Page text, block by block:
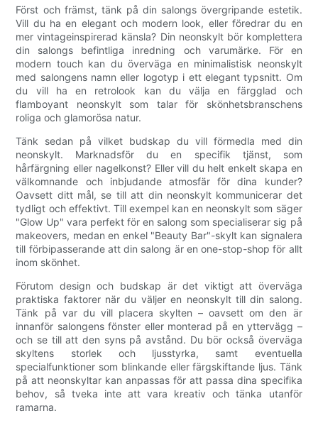
Först och främst, tänk på din salongs övergripande estetik.
Vill du ha en elegant och modern look, eller föredrar du en
mer vintageinspirerad känsla? Din neonskylt bör komplettera
din salongs befintliga inredning och varumärke. För en
modern touch kan du överväga en minimalistisk neonskylt
med salongens namn eller logotyp i ett elegant typsnitt. Om
du vill ha en retrolook kan du välja en färgglad och
flamboyant neonskylt som talar för skönhetsbranschens
roliga och glamorösa natur.
Tänk sedan på vilket budskap du vill förmedla med din
neonskylt. Marknadsför du en specifik tjänst, som
hårfärgning eller nagelkonst? Eller vill du helt enkelt skapa en
välkomnande och inbjudande atmosfär för dina kunder?
Oavsett ditt mål, se till att din neonskylt kommunicerar det
tydligt och effektivt. Till exempel kan en neonskylt som säger
"Glow Up" vara perfekt för en salong som specialiserar sig på
makeovers, medan en enkel "Beauty Bar"-skylt kan signalera
till förbipasserande att din salong är en one-stop-shop för allt
inom skönhet.
Förutom design och budskap är det viktigt att överväga
praktiska faktorer när du väljer en neonskylt till din salong.
Tänk på var du vill placera skylten – oavsett om den är
innanför salongens fönster eller monterad på en yttervägg –
och se till att den syns på avstånd. Du bör också överväga
skyltens storlek och ljusstyrka, samt eventuella
specialfunktioner som blinkande eller färgskiftande ljus. Tänk
på att neonskyltar kan anpassas för att passa dina specifika
behov, så tveka inte att vara kreativ och tänka utanför
ramarna.